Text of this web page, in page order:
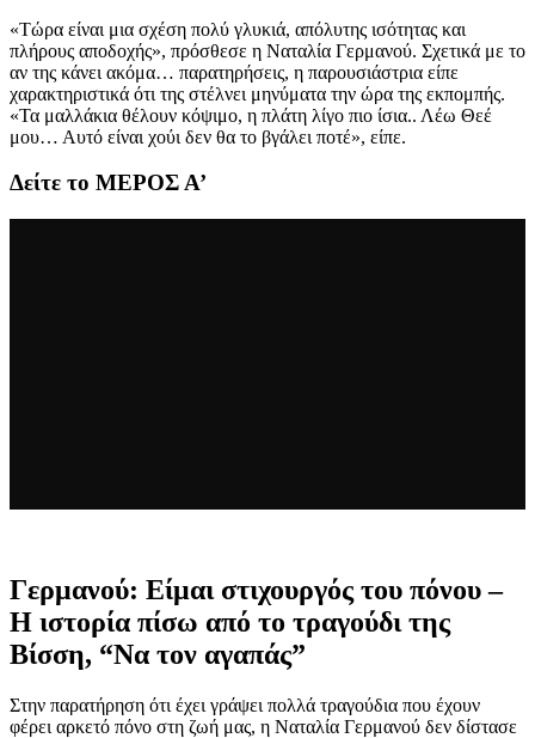
«Τώρα είναι μια σχέση πολύ γλυκιά, απόλυτης ισότητας και
πλήρους αποδοχής», πρόσθεσε η Ναταλία Γερμανού. Σχετικά με το
αν της κάνει ακόμα… παρατηρήσεις, η παρουσιάστρια είπε
χαρακτηριστικά ότι της στέλνει μηνύματα την ώρα της εκπομπής.
«Τα μαλλάκια θέλουν κόψιμο, η πλάτη λίγο πιο ίσια.. Λέω Θεέ
μου… Αυτό είναι χούι δεν θα το βγάλει ποτέ», είπε.
Δείτε το ΜΕΡΟΣ Α’
Γερμανού: Είμαι στιχουργός του πόνου –
Η ιστορία πίσω από το τραγούδι της
Βίσση, “Να τον αγαπάς”
Στην παρατήρηση ότι έχει γράψει πολλά τραγούδια που έχουν
φέρει αρκετό πόνο στη ζωή μας, η Ναταλία Γερμανού δεν δίστασε